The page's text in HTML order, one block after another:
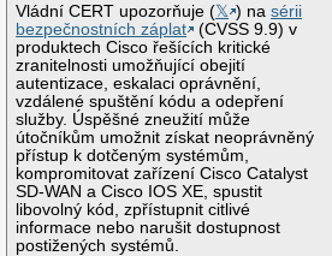
Vládní CERT upozorňuje (𝕏 ) nasérii
bezpečnostních záplat
(CVSS 9.9) v
produktech Cisco řešících kritické
zranitelnosti umožňující obejití
autentizace, eskalaci oprávnění,
vzdálené spuštění kódu a odepření
služby. Úspěšné zneužití může
útočníkům umožnit získat neoprávněný
přístup k dotčeným systémům,
kompromitovat zařízení Cisco Catalyst
SD-WAN a Cisco IOS XE, spustit
libovolný kód, zpřístupnit citlivé
informace nebo narušit dostupnost
postižených systémů.